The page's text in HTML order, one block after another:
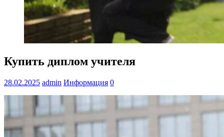
Купить диплом учителя
28.02.2025 admin Информация 0